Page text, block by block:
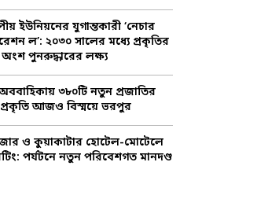
ইউনিয়নের যুগান্তকারী ‘নেচার
ল’: ২০৩০ সালের মধ্যে প্রকৃতির
পুনরুদ্ধারের লক্ষ্য
৩৮০টি নতুন প্রজাতির
প্রকৃতি আজও বিস্ময়ে ভরপুর
ও কুয়াকাটার হোটেল-মোটেলে
পর্যটনে নতুন পরিবেশগত মানদণ্ড